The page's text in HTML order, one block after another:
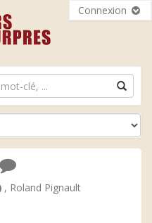
Connexion
, Roland Pignault